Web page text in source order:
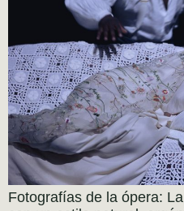
Fotografías de la ópera: